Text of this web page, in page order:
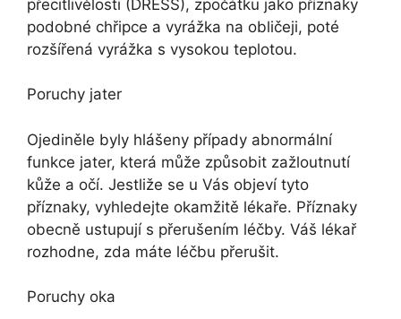
přecitlivělosti (DRESS), zpočátku jako příznaky
podobné chřipce a vyrážka na obličeji, poté
rozšířená vyrážka s vysokou teplotou.
Poruchy jater
Ojediněle byly hlášeny případy abnormální
funkce jater, která může způsobit zažloutnutí
kůže a očí. Jestliže se u Vás objeví tyto
příznaky, vyhledejte okamžitě lékaře. Příznaky
obecně ustupují s přerušením léčby. Váš lékař
rozhodne, zda máte léčbu přerušit.
Poruchy oka